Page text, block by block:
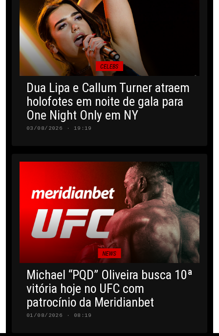
CELEBS
Dua Lipa e Callum Turner atraem
holofotes em noite de gala para
One Night Only em NY
03/08/2026 · 19:19
NEWS
Michael “PQD” Oliveira busca 10ª
vitória hoje no UFC com
patrocínio da Meridianbet
01/08/2026 · 08:19